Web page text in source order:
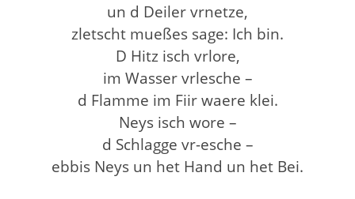
un d Deiler vrnetze,
zletscht mueßes sage: Ich bin.
D Hitz isch vrlore,
im Wasser vrlesche –
d Flamme im Fiir waere klei.
Neys isch wore –
d Schlagge vr-esche –
ebbis Neys un het Hand un het Bei.